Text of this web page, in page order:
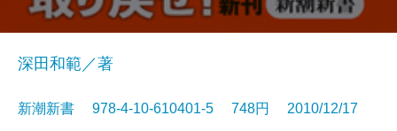
深田和範／著
新潮新書 978-4-10-610401-5 748円 2010/12/17